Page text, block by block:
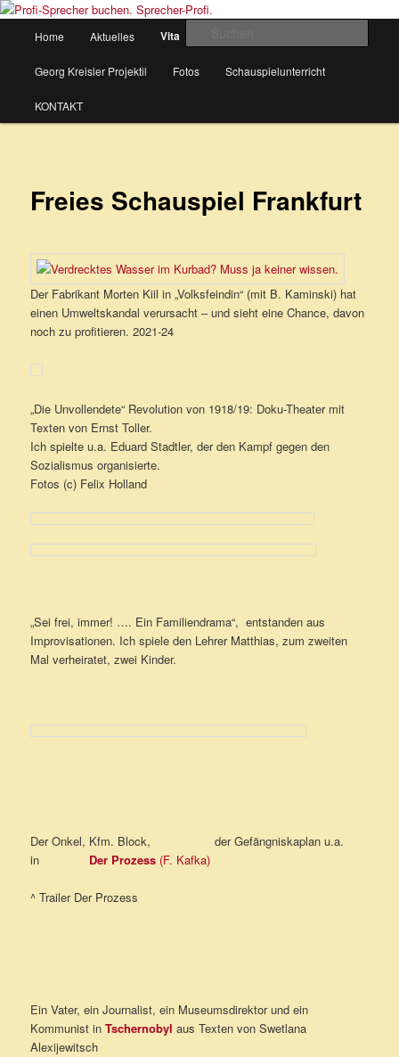
Zum
springenProfi-Sprecher buchen. Sprecher-
Profi.
Schauspieler und Sprecher für Lesungen.
Home Aktuelles Vita
Georg Kreisler Projektil Fotos Schauspielunterricht
KONTAKT
Freies Schauspiel Frankfurt
Der Fabrikant Morten Kiil in „Volksfeindin“ (mit B. Kaminski) hat
einen Umweltskandal verursacht – und sieht eine Chance, davon
noch zu profitieren. 2021-24
„Die Unvollendete“ Revolution von 1918/19: Doku-Theater mit
Texten von Ernst Toller.
Ich spielte u.a. Eduard Stadtler, der den Kampf gegen den
Sozialismus organisierte.
Fotos (c) Felix Holland
„Sei frei, immer! …. Ein Familiendrama“, entstanden aus
Improvisationen. Ich spiele den Lehrer Matthias, zum zweiten
Mal verheiratet, zwei Kinder.
Der Onkel, Kfm. Block, der Gefängniskaplan u.a.
in Der Prozess (F. Kafka)
^ Trailer Der Prozess
Ein Vater, ein Journalist, ein Museumsdirektor und ein
Kommunist inTschernobyl aus Texten von Swetlana
Alexijewitsch